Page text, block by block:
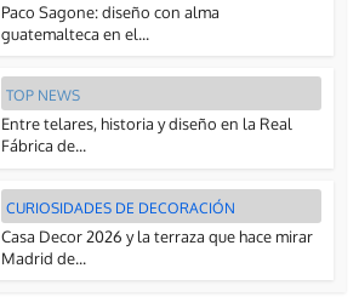
Paco Sagone: diseño con alma
guatemalteca en el...
TOP NEWS
Entre telares, historia y diseño en la Real
Fábrica de...
CURIOSIDADES DE DECORACIÓN
Casa Decor 2026 y la terraza que hace mirar
Madrid de...